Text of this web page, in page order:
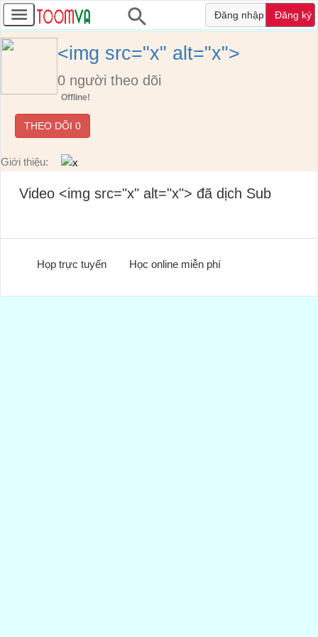
Đăng nhập Đăng ký
<img src="x" alt="x">
0 người theo dõi
Offline!
THEO DÕI 0
Giới thiệu:
Video <img src="x" alt="x"> đã dịch Sub
Họp trực tuyến Học online miễn phí